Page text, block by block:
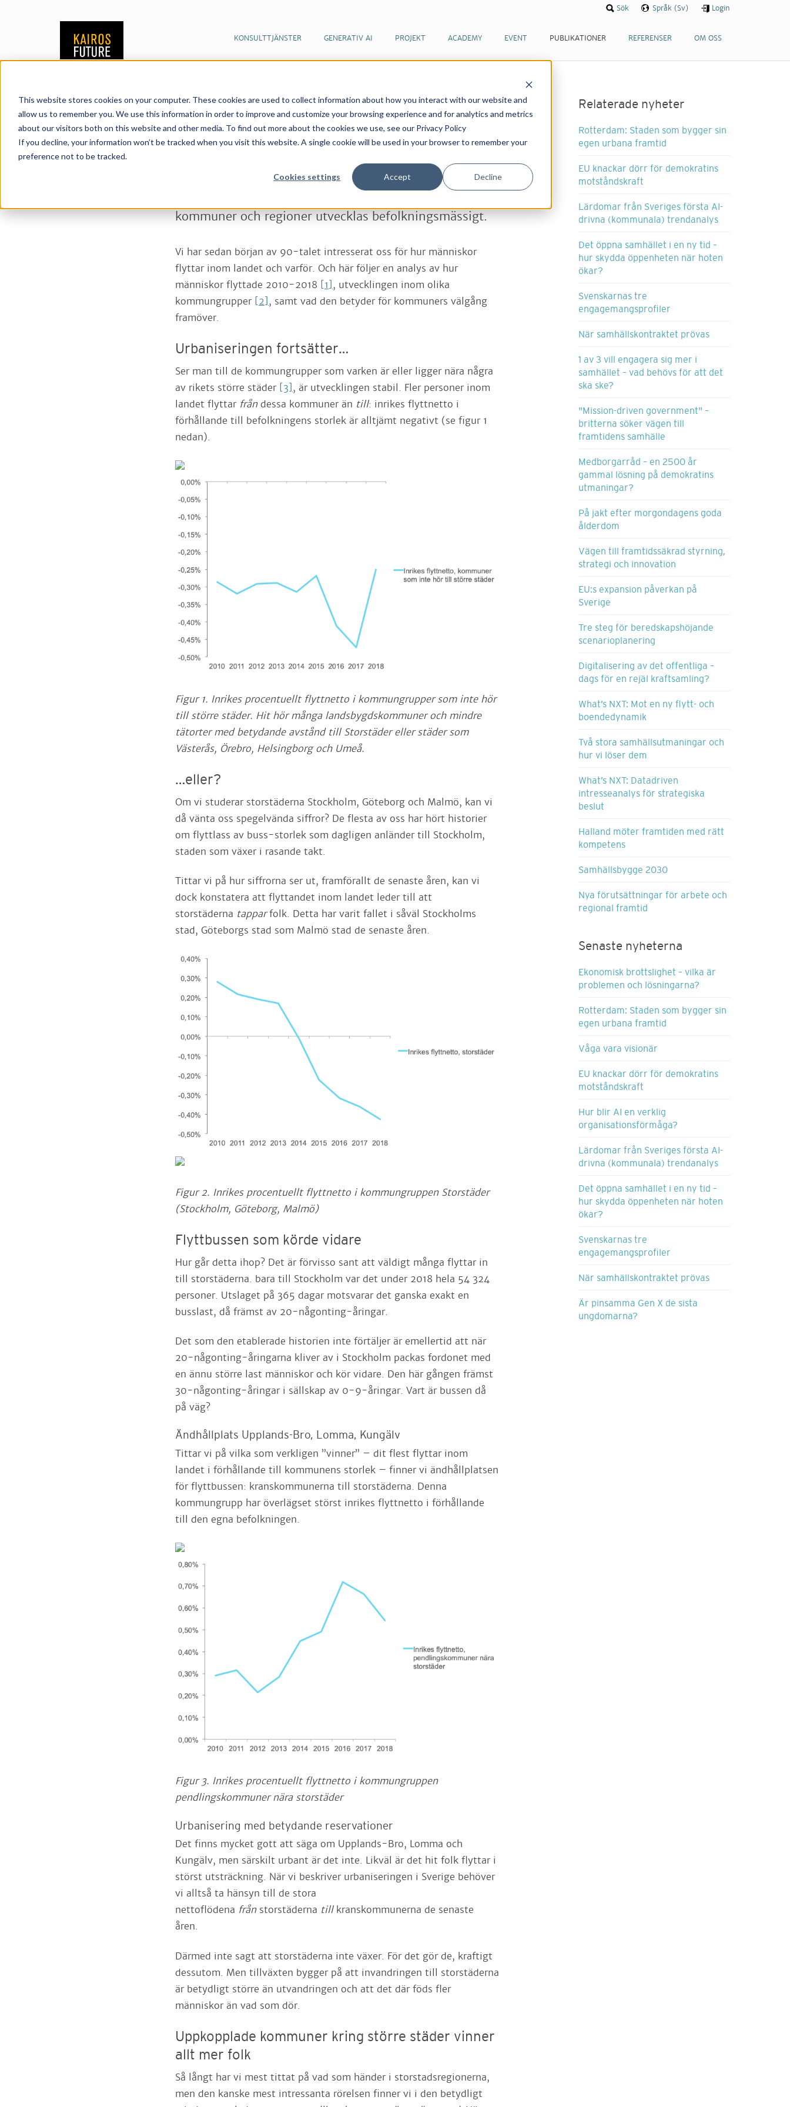
This website stores cookies on your computer. These cookies are used to collect information about how you interact with our website and
allow us to remember you. We use this information in order to improve and customize your browsing experience and for analytics and metrics
about our visitors both on this website and other media. To find out more about the cookies we use, see our Privacy Policy
If you decline, your information won’t be tracked when you visit this website. A single cookie will be used in your browser to remember your
preference not to be tracked.
Cookies settings Accept Decline
KONSULTTJÄNSTER GENERATIV AI PROJEKT ACADEMY EVENT PUBLIKATIONER REFERENSER OM OSS
Sök Språk (Sv) Login
Publikationer Nyheter & artiklar Urbanisering! ...eller?
Urbanisering! ...eller?
Befolkningsstatistiken för helåret 2018 har anlänt, en
högtidsstund för alla med (över)intresse för hur
kommuner och regioner utvecklas befolkningsmässigt.
Vi har sedan början av 90-talet intresserat oss för hur människor
flyttar inom landet och varför. Och här följer en analys av hur
människor flyttade 2010-2018
[1] , utvecklingen inom olika
kommungrupper [2] , samt vad den betyder för kommuners välgång
framöver.
Urbaniseringen fortsätter…
Ser man till de kommungrupper som varken är eller ligger nära några
av rikets större städer [3] , är utvecklingen stabil. Fler personer inom
landet flyttar fråndessa kommuner än till: inrikes flyttnetto i
förhållande till befolkningens storlek är alltjämt negativt (se figur 1
nedan).
Figur 1. Inrikes procentuellt flyttnetto i kommungrupper som inte hör
till större städer. Hit hör många landsbygdskommuner och mindre
tätorter med betydande avstånd till Storstäder eller städer som
Västerås, Örebro, Helsingborg och Umeå.
…eller?
Om vi studerar storstäderna Stockholm, Göteborg och Malmö, kan vi
då vänta oss spegelvända siffror? De flesta av oss har hört historier
om flyttlass av buss-storlek som dagligen anländer till Stockholm,
staden som växer i rasande takt.
Tittar vi på hur siffrorna ser ut, framförallt de senaste åren, kan vi
dock konstatera att flyttandet inom landet leder till att
storstäderna tapparfolk. Detta har varit fallet i såväl Stockholms
stad, Göteborgs stad som Malmö stad de senaste åren.
Figur 2. Inrikes procentuellt flyttnetto i kommungruppen Storstäder
(Stockholm, Göteborg, Malmö)
Flyttbussen som körde vidare
Hur går detta ihop? Det är förvisso sant att väldigt många flyttar in
till storstäderna. bara till Stockholm var det under 2018 hela 54 324
personer. Utslaget på 365 dagar motsvarar det ganska exakt en
busslast, då främst av 20-någonting-åringar.
Det som den etablerade historien inte förtäljer är emellertid att när
20-någonting-åringarna kliver av i Stockholm packas fordonet med
en ännu större last människor och kör vidare. Den här gången främst
30-någonting-åringar i sällskap av 0-9-åringar. Vart är bussen då
på väg?
Ändhållplats Upplands-Bro, Lomma, Kungälv
Tittar vi på vilka som verkligen ”vinner” – dit flest flyttar inom
landet i förhållande till kommunens storlek – finner vi ändhållplatsen
för flyttbussen: kranskommunerna till storstäderna. Denna
kommungrupp har överlägset störst inrikes flyttnetto i förhållande
till den egna befolkningen.
Figur 3. Inrikes procentuellt flyttnetto i kommungruppen
pendlingskommuner nära storstäder
Urbanisering med betydande reservationer
Det finns mycket gott att säga om Upplands-Bro, Lomma och
Kungälv, men särskilt urbant är det inte. Likväl är det hit folk flyttar i
störst utsträckning. När vi beskriver urbaniseringen i Sverige behöver
vi alltså ta hänsyn till de stora
nettoflödena från storstäderna till kranskommunerna de senaste
åren.
Därmed inte sagt att storstäderna inte växer. För det gör de, kraftigt
dessutom. Men tillväxten bygger på att invandringen till storstäderna
är betydligt större än utvandringen och att det där föds fler
människor än vad som dör.
Uppkopplade kommuner kring större städer vinner
allt mer folk
Så långt har vi mest tittat på vad som händer i storstadsregionerna,
men den kanske mest intressanta rörelsen finner vi i den betydligt
06/03/2019 Relaterade nyheter
Rotterdam: Staden som bygger sin
egen urbana framtid
EU knackar dörr för demokratins
motståndskraft
Lärdomar från Sveriges första AI-
drivna (kommunala) trendanalys
Det öppna samhället i en ny tid –
hur skydda öppenheten när hoten
ökar?
Svenskarnas tre
engagemangsprofiler
När samhällskontraktet prövas
1 av 3 vill engagera sig mer i
samhället – vad behövs för att det
ska ske?
"Mission-driven government" –
britterna söker vägen till
framtidens samhälle
Medborgarråd – en 2500 år
gammal lösning på demokratins
utmaningar?
På jakt efter morgondagens goda
ålderdom
Vägen till framtidssäkrad styrning,
strategi och innovation
EU:s expansion påverkan på
Sverige
Tre steg för beredskapshöjande
scenarioplanering
Digitalisering av det offentliga –
dags för en rejäl kraftsamling?
What’s NXT: Mot en ny flytt- och
boendedynamik
Två stora samhällsutmaningar och
hur vi löser dem
What’s NXT: Datadriven
intresseanalys för strategiska
beslut
Halland möter framtiden med rätt
kompetens
Samhällsbygge 2030
Nya förutsättningar för arbete och
regional framtid
Senaste nyheterna
Ekonomisk brottslighet – vilka är
problemen och lösningarna?
Rotterdam: Staden som bygger sin
egen urbana framtid
Våga vara visionär
EU knackar dörr för demokratins
motståndskraft
Hur blir AI en verklig
organisationsförmåga?
Lärdomar från Sveriges första AI-
drivna (kommunala) trendanalys
Det öppna samhället i en ny tid –
hur skydda öppenheten när hoten
ökar?
Svenskarnas tre
engagemangsprofiler
När samhällskontraktet prövas
Är pinsamma Gen X de sista
ungdomarna?